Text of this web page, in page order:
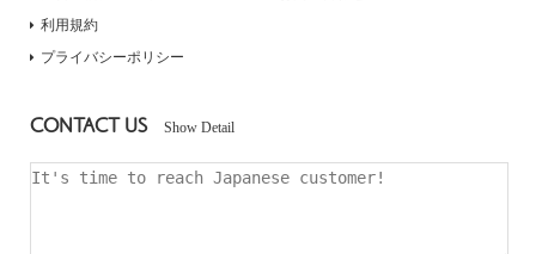
利用規約
プライバシーポリシー
CONTACT US Show Detail